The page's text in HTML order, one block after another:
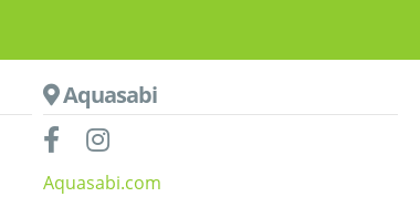
Aquasabi
Aquasabi.com